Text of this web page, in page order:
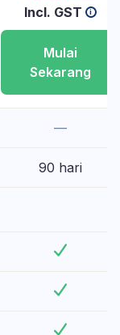
Incl. GST
i
Mulai
Sekarang
—
90 hari